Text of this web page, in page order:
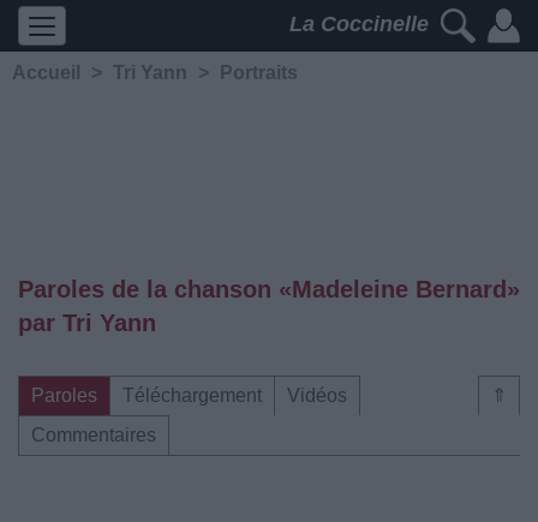
La Coccinelle
Accueil > Tri Yann > Portraits
Paroles de la chanson «Madeleine Bernard»
par Tri Yann
⇑
Paroles Téléchargement
Vidéos
Commentaires